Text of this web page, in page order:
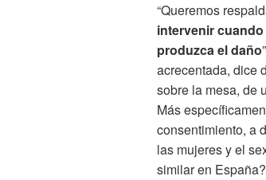
“Queremos
intervenir
produzca el daño
acrecentada, dice
sobre la mesa, de
Más
consentimiento, a
las mujeres y el
similar en España?